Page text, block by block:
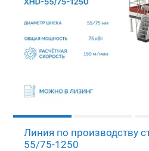
Линия по производству
55/75-1250